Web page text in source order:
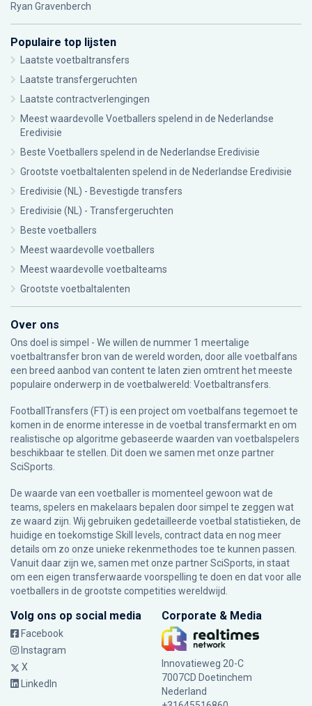
Ryan Gravenberch
Populaire top lijsten
Laatste voetbaltransfers
Laatste transfergeruchten
Laatste contractverlengingen
Meest waardevolle Voetballers spelend in de Nederlandse
Eredivisie
Beste Voetballers spelend in de Nederlandse Eredivisie
Grootste voetbaltalenten spelend in de Nederlandse Eredivisie
Eredivisie (NL) - Bevestigde transfers
Eredivisie (NL) - Transfergeruchten
Beste voetballers
Meest waardevolle voetballers
Meest waardevolle voetbalteams
Grootste voetbaltalenten
Over ons
Ons doel is simpel - We willen de nummer 1 meertalige
voetbaltransfer bron van de wereld worden, door alle voetbalfans
een breed aanbod van content te laten zien omtrent het meeste
populaire onderwerp in de voetbalwereld: Voetbaltransfers.
FootballTransfers (FT) is een project om voetbalfans tegemoet te
komen in de enorme interesse in de voetbal transfermarkt en om
realistische op algoritme gebaseerde waarden van voetbalspelers
beschikbaar te stellen. Dit doen we samen met onze partner
SciSports
De waarde van een voetballer is momenteel gewoon wat de
teams, spelers en makelaars bepalen door simpel te zeggen wat
ze waard zijn. Wij gebruiken gedetailleerde voetbal statistieken, de
huidige en toekomstige Skill levels, contract data en nog meer
details om zo onze unieke rekenmethodes toe te kunnen passen.
Vanuit daar zijn we, samen met onze partner SciSports, in staat
om een eigen transferwaarde voorspelling te doen en dat voor alle
voetballers in de grootste competities wereldwijd.
Volg ons op social media
Facebook
Instagram
X
LinkedIn
Corporate & Media
Innovatieweg 20-C
7007CD Doetinchem
Nederland